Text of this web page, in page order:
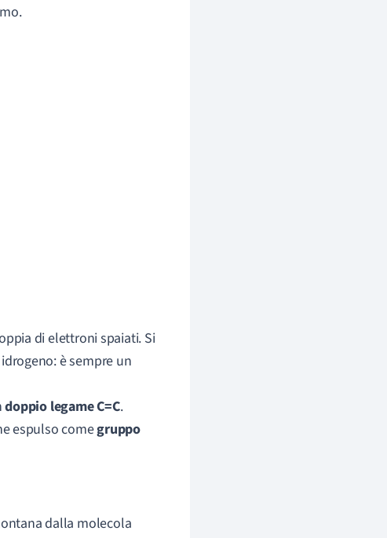
di elettroni spaiati. Si
è sempre un
doppio legame C=C.
espulso comegruppo
dalla molecola